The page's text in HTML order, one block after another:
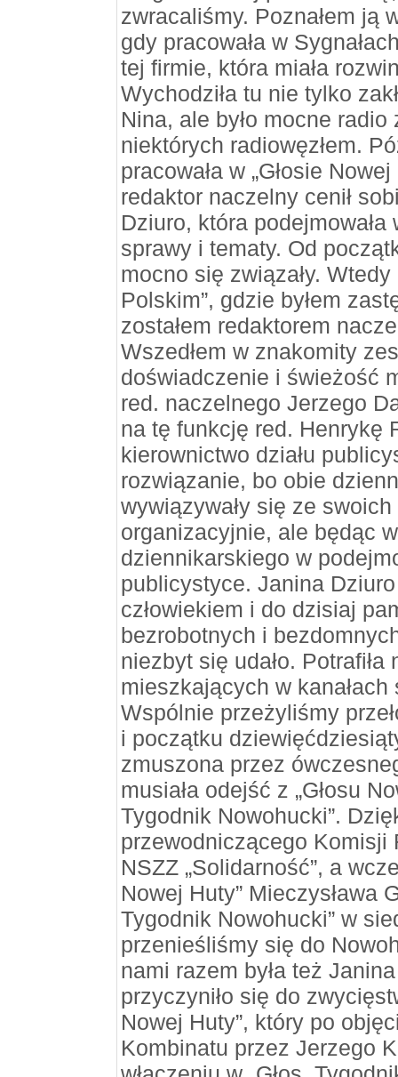
zwracaliśmy. Poznałem ją
gdy pracowała w
tej firmie, która miała
Wychodziła tu nie tylko
Nina, ale było mocne
niektórych radiowęzłem.
pracowała w „Głosie
redaktor naczelny cenił
Dziuro, która
sprawy i tematy. Od
mocno się związały.
Polskim”, gdzie byłem
zostałem redaktorem
Wszedłem w znakomity
doświadczenie i świeżość
red. naczelnego Jerzego
na tę funkcję red. Henrykę
kierownictwo działu
rozwiązanie, bo obie
wywiązywały się ze
organizacyjnie, ale będąc
dziennikarskiego w
publicystyce. Janina
człowiekiem i do dzisiaj
bezrobotnych i
niezbyt się udało.
mieszkających w kanałach
Wspólnie przeżyliśmy
i początku
zmuszona przez
musiała odejść z „Głosu
Tygodnik Nowohucki”.
przewodniczącego Komisji
NSZZ „Solidarność”, a
Nowej Huty” Mieczysława
Tygodnik Nowohucki” w
przenieśliśmy się do
nami razem była też
przyczyniło się do
Nowej Huty”, który po
Kombinatu przez Jerzego